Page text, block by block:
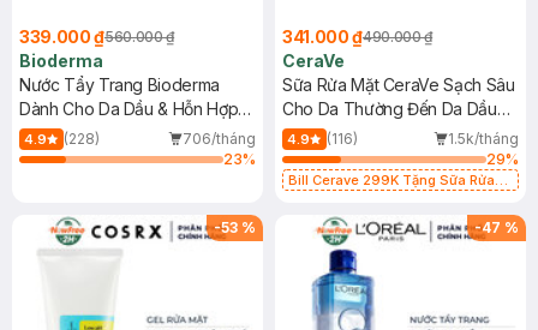
339.000 ₫560.000 ₫
Bioderma
Nước Tẩy Trang Bioderma
Dành Cho Da Dầu & Hỗn Hợp
500ml
4.9 (228)
706/tháng
23%
341.000 ₫490.000 ₫
CeraVe
Sữa Rửa Mặt CeraVe Sạch Sâu
Cho Da Thường Đến Da Dầu
473ml
4.9 (116)
1.5k/tháng
29%
Bill Cerave 299K Tặng Sữa Rửa
-53 % -47 %